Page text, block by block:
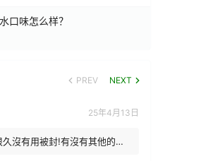
口味怎么样？
PREV NEXT
25年4月13日
沒有用被封!有沒有其他的方